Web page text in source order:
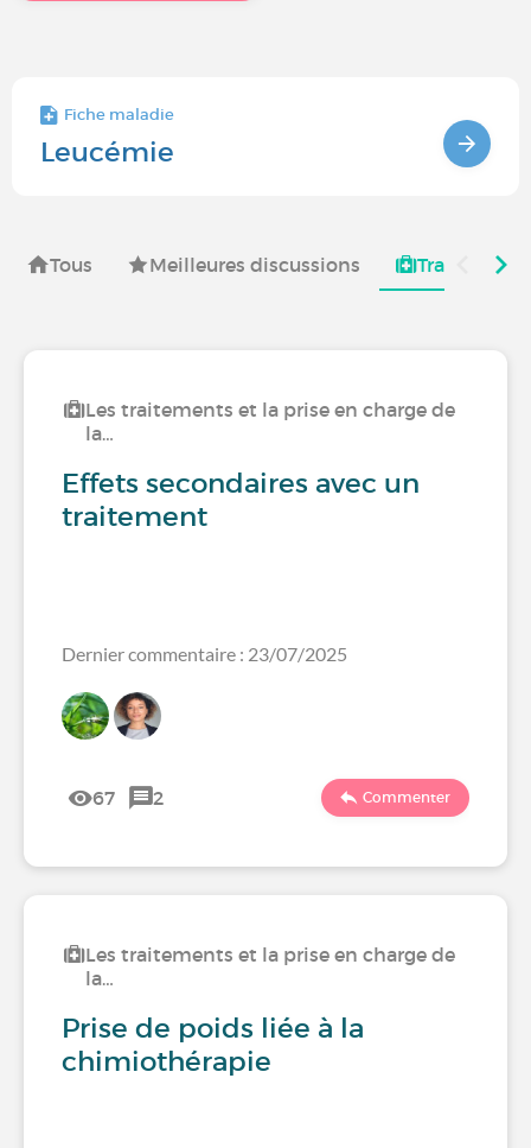
Fiche maladie
Leucémie
Tous Meilleures discussions Traitements
Les traitements et la prise en charge de
la…
Effets secondaires avec un
traitement
Dernier commentaire : 23/07/2025
67 2 Commenter
Les traitements et la prise en charge de
la…
Prise de poids liée à la
chimiothérapie